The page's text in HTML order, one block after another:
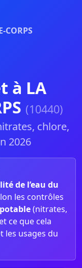
CORPS
à LA
(10440)
chlore,
2026
de l’eau du
les contrôles
(nitrates,
ce que cela
les usages du